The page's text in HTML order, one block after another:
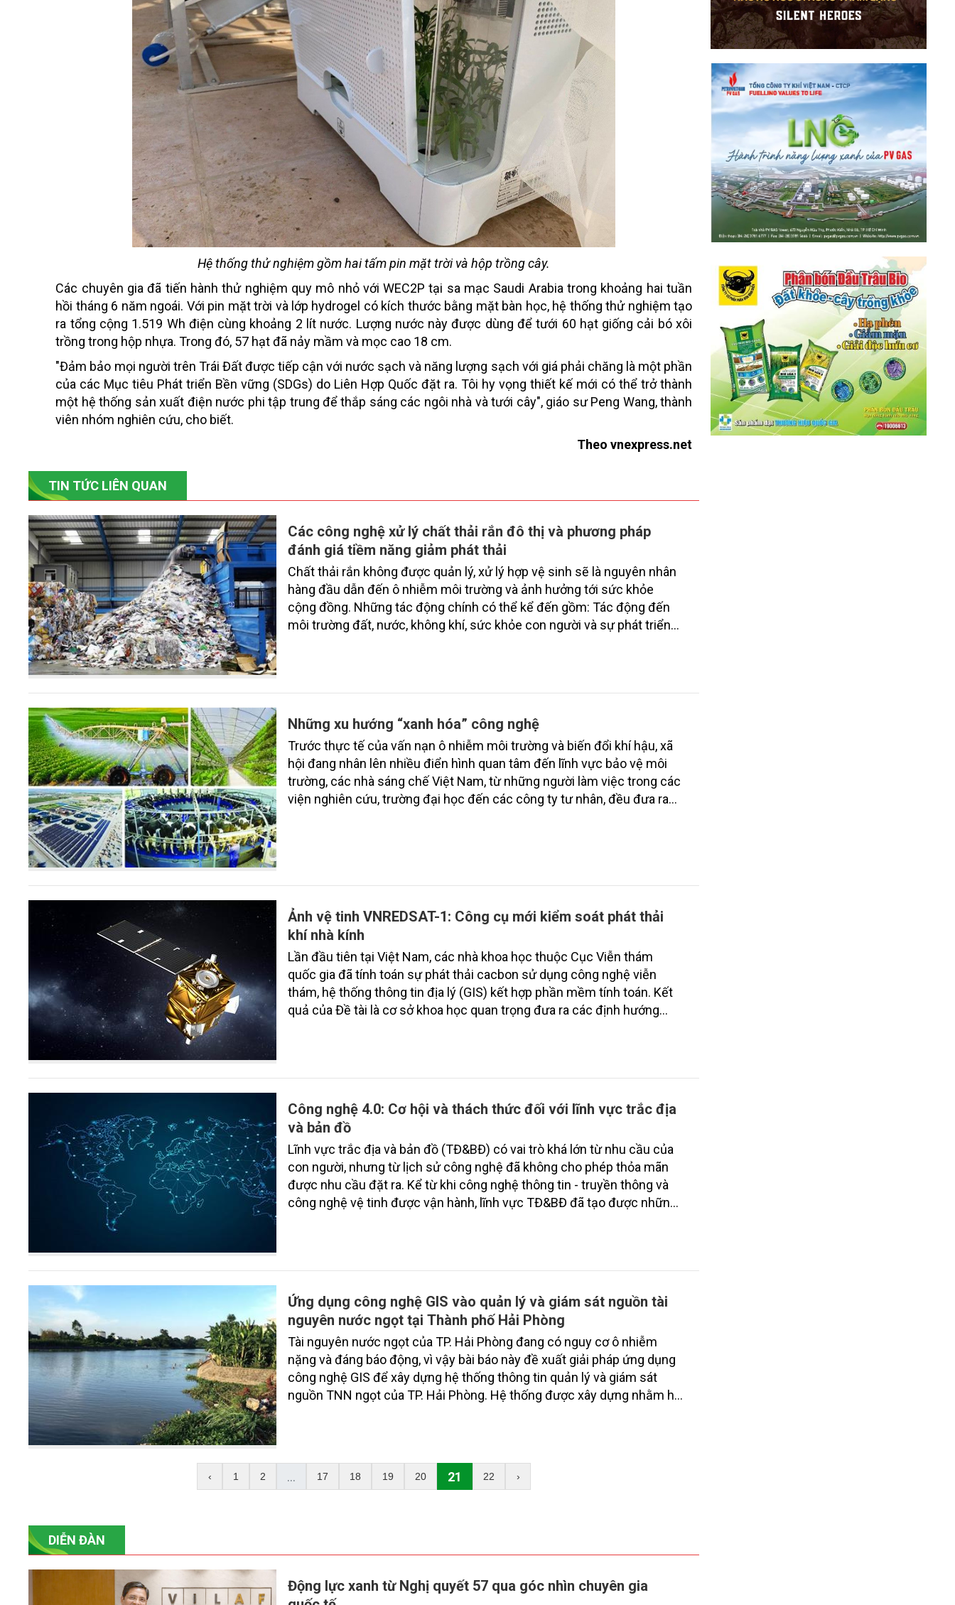
Hệ thống thử nghiệm gồm hai tấm pin mặt trời và hộp trồng cây.
Các chuyên gia đã tiến hành thử nghiệm quy mô nhỏ với WEC2P tại sa mạc Saudi Arabia trong khoảng hai tuần
hồi tháng 6 năm ngoái. Với pin mặt trời và lớp hydrogel có kích thước bằng mặt bàn học, hệ thống thử nghiệm tạo
ra tổng cộng 1.519 Wh điện cùng khoảng 2 lít nước. Lượng nước này được dùng để tưới 60 hạt giống cải bó xôi
trồng trong hộp nhựa. Trong đó, 57 hạt đã nảy mầm và mọc cao 18 cm.
"Đảm bảo mọi người trên Trái Đất được tiếp cận với nước sạch và năng lượng sạch với giá phải chăng là một phần
của các Mục tiêu Phát triển Bền vững (SDGs) do Liên Hợp Quốc đặt ra. Tôi hy vọng thiết kế mới có thể trở thành
một hệ thống sản xuất điện nước phi tập trung để thắp sáng các ngôi nhà và tưới cây", giáo sư Peng Wang, thành
viên nhóm nghiên cứu, cho biết.
Theo vnexpress.net
TIN TỨC LIÊN QUAN
Các công nghệ xử lý chất thải rắn đô thị và phương pháp
đánh giá tiềm năng giảm phát thải
Chất thải rắn không được quản lý, xử lý hợp vệ sinh sẽ là nguyên nhân
hàng đầu dẫn đến ô nhiễm môi trường và ảnh hưởng tới sức khỏe
cộng đồng. Những tác động chính có thể kể đến gồm: Tác động đến
môi trường đất, nước, không khí, sức khỏe con người và sự phát triển
với cộng đồng bị ảnh hưởng. Chính vì thế, việc đưa ra các phương pháp
thiết hiện nay.
Những xu hướng “xanh hóa” công nghệ
Trước thực tế của vấn nạn ô nhiễm môi trường và biến đổi khí hậu, xã
hội đang nhân lên nhiều điển hình quan tâm đến lĩnh vực bảo vệ môi
trường, các nhà sáng chế Việt Nam, từ những người làm việc trong các
viện nghiên cứu, trường đại học đến các công ty tư nhân, đều đưa ra
Ảnh vệ tinh VNREDSAT-1: Công cụ mới kiểm soát phát thải
khí nhà kính
Lần đầu tiên tại Việt Nam, các nhà khoa học thuộc Cục Viễn thám
quốc gia đã tính toán sự phát thải cacbon sử dụng công nghệ viễn
thám, hệ thống thông tin địa lý (GIS) kết hợp phần mềm tính toán. Kết
quả của Đề tài là cơ sở khoa học quan trọng đưa ra các định hướng
Công nghệ 4.0: Cơ hội và thách thức đối với lĩnh vực trắc địa
và bản đồ
Lĩnh vực trắc địa và bản đồ (TĐ&BĐ) có vai trò khá lớn từ nhu cầu của
con người, nhưng từ lịch sử công nghệ đã không cho phép thỏa mãn
được nhu cầu đặt ra. Kể từ khi công nghệ thông tin - truyền thông và
công nghệ vệ tinh được vận hành, lĩnh vực TĐ&BĐ đã tạo được những
thông tin cho phát triển. Cơ hội phát triển là rất lớn, nhưng thách thức
về dữ liệu gắn với chiều thời gian cũng rất lớn.
Ứng dụng công nghệ GIS vào quản lý và giám sát nguồn tài
nguyên nước ngọt tại Thành phố Hải Phòng
Tài nguyên nước ngọt của TP. Hải Phòng đang có nguy cơ ô nhiễm
nặng và đáng báo động, vì vậy bài báo này đề xuất giải pháp ứng dụng
công nghệ GIS để xây dựng hệ thống thông tin quản lý và giám sát
nguồn TNN ngọt của TP. Hải Phòng. Hệ thống được xây dựng nhằm hỗ
‹ 1 2 ... 17 18 19 20 21 22 ›
DIỄN ĐÀN
Động lực xanh từ Nghị quyết 57 qua góc nhìn chuyên gia